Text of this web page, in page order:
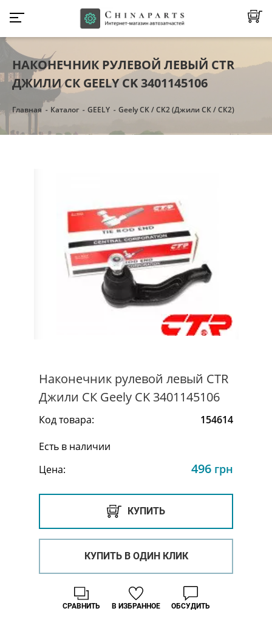
НАКОНЕЧНИК РУЛЕВОЙ ЛЕВЫЙ CTR
ДЖИЛИ СК GEELY CK 3401145106
Главная Каталог GEELY Geely CK / CK2 (Джили СК / СК2)
Наконечник рулевой левый CTR
Джили СК Geely CK 3401145106
Код товара:
154614
Есть в наличии
Цена:
496 грн
КУПИТЬ
КУПИТЬ В ОДИН КЛИК
В ИЗБРАННОЕ
СРАВНИТЬ ОБСУДИТЬ